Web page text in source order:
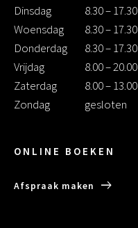
Dinsdag
8.30 – 17.30
Woensdag
8.30 – 17.30
Donderdag
8.30 – 17.30
Vrijdag
8.00 – 20.00
Zaterdag
8.00 – 13.00
Zondag
gesloten
ONLINE BOEKEN
Afspraak maken